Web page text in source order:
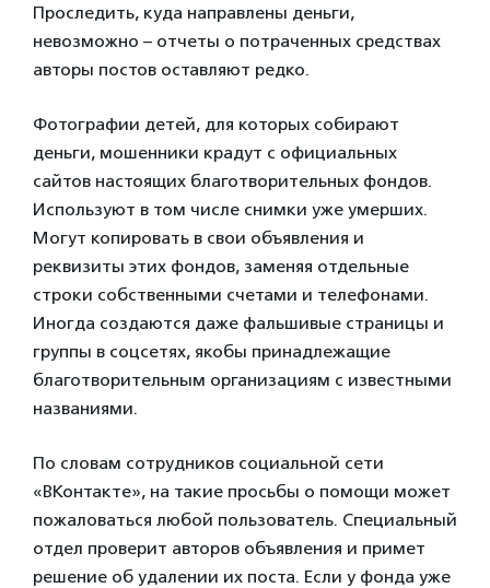
Проследить, куда направлены деньги,
невозможно – отчеты о потраченных средствах
авторы постов оставляют редко.
Фотографии детей, для которых собирают
деньги, мошенники крадут с официальных
сайтов настоящих благотворительных фондов.
Используют в том числе снимки уже умерших.
Могут копировать в свои объявления и
реквизиты этих фондов, заменяя отдельные
строки собственными счетами и телефонами.
Иногда создаются даже фальшивые страницы и
группы в соцсетях, якобы принадлежащие
благотворительным организациям с известными
названиями.
По словам сотрудников социальной сети
«ВКонтакте», на такие просьбы о помощи может
пожаловаться любой пользователь. Специальный
отдел проверит авторов объявления и примет
решение об удалении их поста. Если у фонда уже